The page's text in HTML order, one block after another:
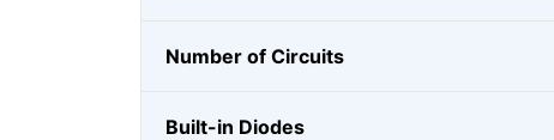
Number of Circuits
Built-in Diodes